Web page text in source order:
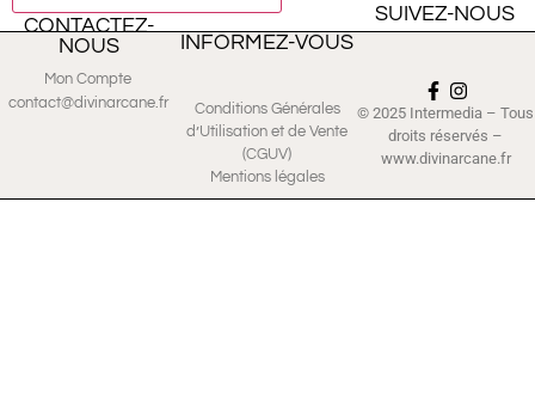
CONTACTEZ-
NOUS
Mon Compte
contact@divinarcane.fr
INFORMEZ-VOUS
Conditions Générales
d’Utilisation et de Vente
(CGUV)
Mentions légales
SUIVEZ-NOUS
© 2025 Intermedia – Tous
droits réservés –
www.divinarcane.fr